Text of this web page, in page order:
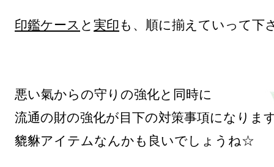
印鑑ケース と 実印 も、順に揃えていって下
悪い氣からの守りの強化と同時に
流通の財の強化が目下の対策事項になりま
貔貅アイテムなんかも良いでしょうね☆